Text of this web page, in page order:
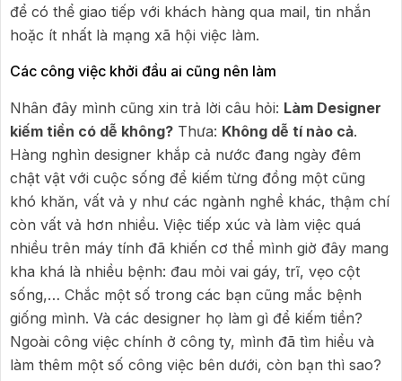
để có thể giao tiếp với khách hàng qua mail, tin nhắn
hoặc ít nhất là mạng xã hội việc làm.
Các công việc khởi đầu ai cũng nên làm
Nhân đây mình cũng xin trả lời câu hỏi: Làm Designer
kiếm tiền có dễ không? Thưa: Không dễ tí nào cả.
Hàng nghìn designer khắp cả nước đang ngày đêm
chật vật với cuộc sống để kiếm từng đồng một cũng
khó khăn, vất vả y như các ngành nghề khác, thậm chí
còn vất vả hơn nhiều. Việc tiếp xúc và làm việc quá
nhiều trên máy tính đã khiến cơ thể mình giờ đây mang
kha khá là nhiều bệnh: đau mỏi vai gáy, trĩ, vẹo cột
sống,… Chắc một số trong các bạn cũng mắc bệnh
giống mình. Và các designer họ làm gì để kiếm tiền?
Ngoài công việc chính ở công ty, mình đã tìm hiểu và
làm thêm một số công việc bên dưới, còn bạn thì sao?